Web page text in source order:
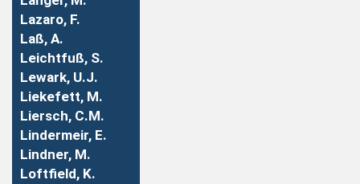
Lazaro, F.
Laß, A.
Leichtfuß, S.
Lewark, U.J.
Liekefett, M.
Liersch, C.M.
Lindermeir, E.
Lindner, M.
Loftfield, K.